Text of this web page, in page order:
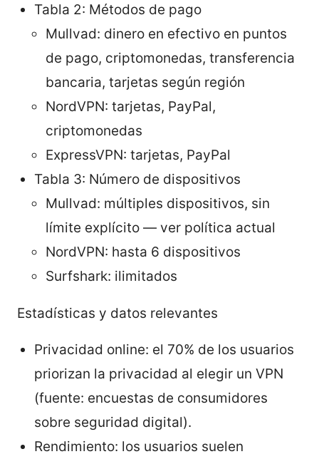
Tabla 2: Métodos de pago
Mullvad: dinero en efectivo en puntos
de pago, criptomonedas, transferencia
bancaria, tarjetas según región
NordVPN: tarjetas, PayPal,
criptomonedas
ExpressVPN: tarjetas, PayPal
Tabla 3: Número de dispositivos
Mullvad: múltiples dispositivos, sin
límite explícito — ver política actual
NordVPN: hasta 6 dispositivos
Surfshark: ilimitados
Estadísticas y datos relevantes
Privacidad online: el 70% de los usuarios
priorizan la privacidad al elegir un VPN
(fuente: encuestas de consumidores
sobre seguridad digital).
Rendimiento: los usuarios suelen